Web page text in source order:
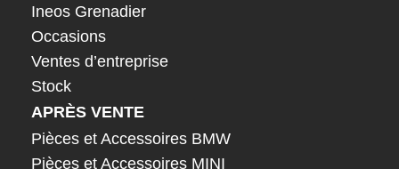
Ineos Grenadier
Occasions
Ventes d’entreprise
Stock
APRÈS VENTE
Pièces et Accessoires BMW
Pièces et Accessoires MINI